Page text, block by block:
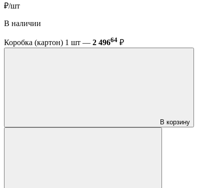
₽/шт
В наличии
Коробка (картон) 1 шт — 2 49664 ₽
В корзину